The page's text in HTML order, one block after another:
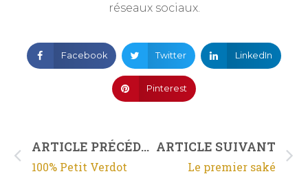
réseaux sociaux.
Facebook Twitter LinkedIn
Pinterest
ARTICLE PRÉCÉDENT
100% Petit Verdot
ARTICLE SUIVANT
Le premier saké